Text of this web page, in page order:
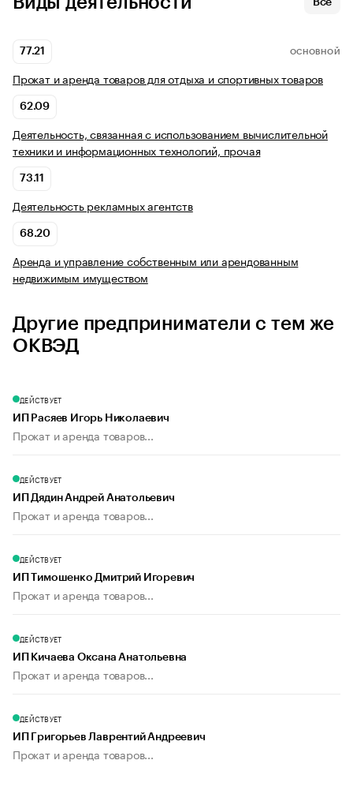
Все
77.21 ОСНОВНОЙ
Прокат и аренда товаров для отдыха и спортивных товаров
62.09
Деятельность, связанная с использованием вычислительной
техники и информационных технологий, прочая
73.11
Деятельность рекламных агентств
68.20
Аренда и управление собственным или арендованным
недвижимым имуществом
Другие предприниматели с тем же
ОКВЭД
ДЕЙСТВУЕТ
ИП Расяев Игорь Николаевич
Прокат и аренда товаров...
ДЕЙСТВУЕТ
ИП Дядин Андрей Анатольевич
Прокат и аренда товаров...
ДЕЙСТВУЕТ
ИП Тимошенко Дмитрий Игоревич
Прокат и аренда товаров...
ДЕЙСТВУЕТ
ИП Кичаева Оксана Анатольевна
Прокат и аренда товаров...
ДЕЙСТВУЕТ
ИП Григорьев Лаврентий Андреевич
Прокат и аренда товаров...